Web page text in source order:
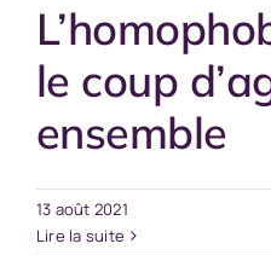
le coup
ensemble
13 août 2021
Lire la suite